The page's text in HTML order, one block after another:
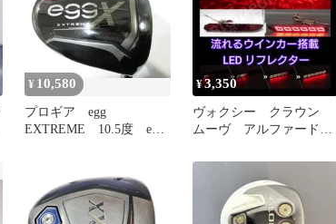
¥ 10,580
プロギア egg
EXTREME 10.5度 egg
ー 中古 ゴルフドゥ！
長久手店【最短即日発
送】
¥3,350
ヴォクシー クラウン
ムーヴ アルファード
るウインカー